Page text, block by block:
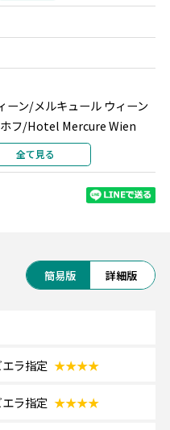
指定
ーン/メルキュール ウィーン
ホフ/Hotel Mercure Wien
━━・・
く、鉄道だけでなくトラム
ストラン・バー、コーヒーシ
イ/ホテル リビエラ/Hotel
人気のホテル。日本食レス
っており、アブラ(船)乗り場
駅までも徒歩10分程度
全て見る
簡易版 詳細版
ラ指定 ★★★★
ラ指定 ★★★★